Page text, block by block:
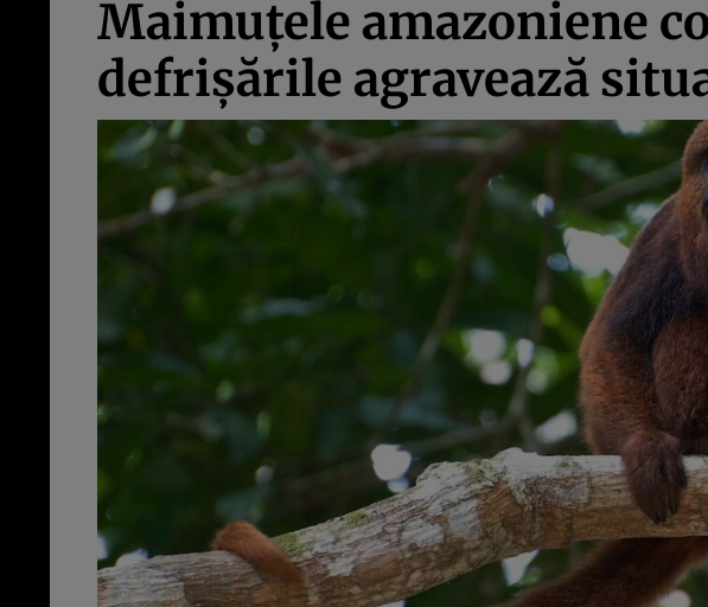
Maimuțele amazoniene
defrișările agravează